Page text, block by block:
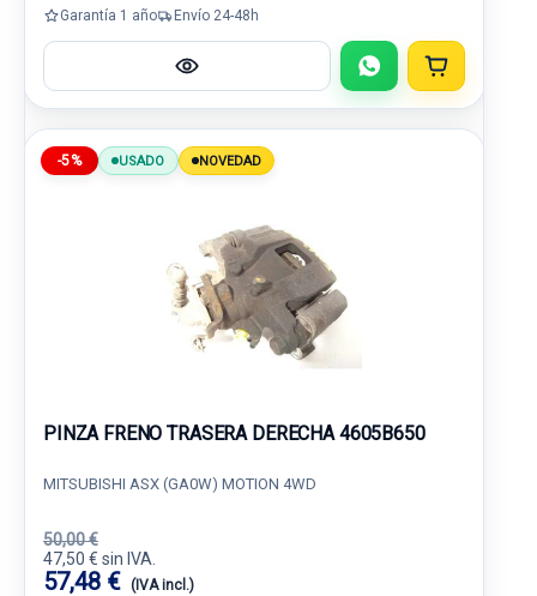
Garantía 1 año Envío 24-48h
-5% USADO NOVEDAD
PINZA FRENO TRASERA DERECHA 4605B650
MITSUBISHI ASX (GA0W) MOTION 4WD
50,00 €
47,50 € sin IVA.
57,48 € (IVA incl.)